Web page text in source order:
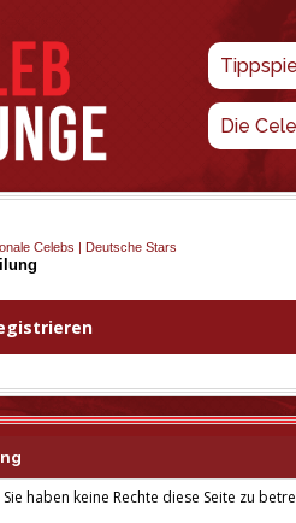
Die
Celebs | Deutsche Stars
haben keine Rechte diese Seite zu